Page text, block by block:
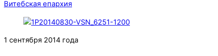
Витебская епархия
1 сентября 2014 года